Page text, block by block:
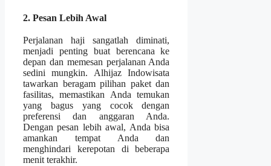
2. Pesan Lebih Awal
Perjalanan haji sangatlah diminati,
menjadi penting buat berencana ke
depan dan memesan perjalanan Anda
sedini mungkin. Alhijaz Indowisata
tawarkan beragam pilihan paket dan
fasilitas, memastikan Anda temukan
yang bagus yang cocok dengan
preferensi dan anggaran Anda.
Dengan pesan lebih awal, Anda bisa
amankan tempat Anda dan
menghindari kerepotan di beberapa
menit terakhir.